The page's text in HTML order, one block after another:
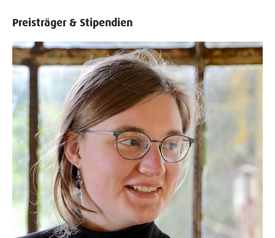
Preisträger & Stipendien